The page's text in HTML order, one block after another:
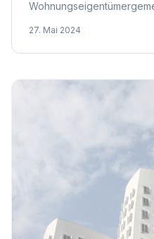
Beseitigung der
27. Mai 2024